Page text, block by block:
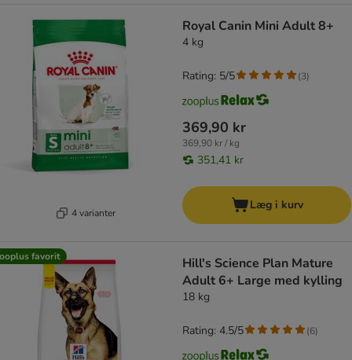
4 varianter
Royal Canin Mini Adult 8+
4 kg
369,90 kr
369,90 kr / kg
351,41 kr
Rating: 5/5 (3)
Læg i kurv
favorit
Hill's Science Plan Mature
Adult 6+ Large med kylling
18 kg
Rating: 4.5/5 (6)